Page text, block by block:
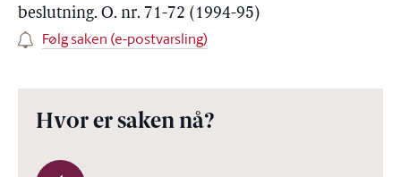
beslutning. O. nr. 71-72 (1994-95)
Følg saken (e-postvarsling)
Hvor er saken nå?